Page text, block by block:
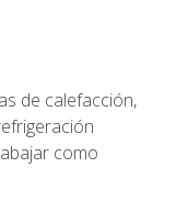
de calefacción,
como